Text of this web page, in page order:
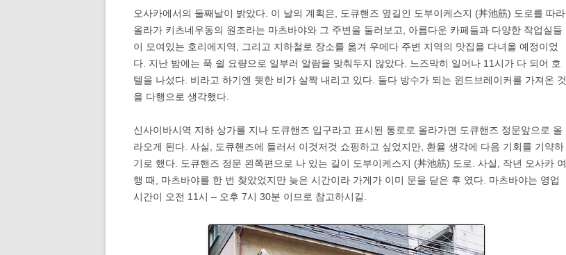
오사카에서의 둘째날이 밝았다. 이 날의 계획은, 도큐핸즈 옆길인 도부이케스지 (丼池筋) 도로를 따라
올라가 키츠네우동의 원조라는 마츠바야와 그 주변을 둘러보고, 아름다운 카페들과 다양한 작업실들
이 모여있는 호리에지역, 그리고 지하철로 장소를 옮겨 우메다 주변 지역의 맛집을 다녀올 예정이었
다. 지난 밤에는 푹 쉴 요량으로 일부러 알람을 맞춰두지 않았다. 느즈막히 일어나 11시가 다 되어 호
텔을 나섰다. 비라고 하기엔 뭣한 비가 살짝 내리고 있다. 둘다 방수가 되는 윈드브레이커를 가져온 것
을 다행으로 생각했다.
신사이바시역 지하 상가를 지나 도큐핸즈 입구라고 표시된 통로로 올라가면 도큐핸즈 정문앞으로 올
라오게 된다. 사실, 도큐핸즈에 들러서 이것저것 쇼핑하고 싶었지만, 환율 생각에 다음 기회를 기약하
기로 했다. 도큐핸즈 정문 왼쪽편으로 나 있는 길이 도부이케스지 (丼池筋) 도로. 사실, 작년 오사카 여
행 때, 마츠바야를 한 번 찾았었지만 늦은 시간이라 가게가 이미 문을 닫은 후 였다. 마츠바야는 영업
시간이 오전 11시 – 오후 7시 30분 이므로 참고하시길.